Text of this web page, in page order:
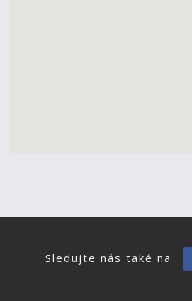
Sledujte nás také na